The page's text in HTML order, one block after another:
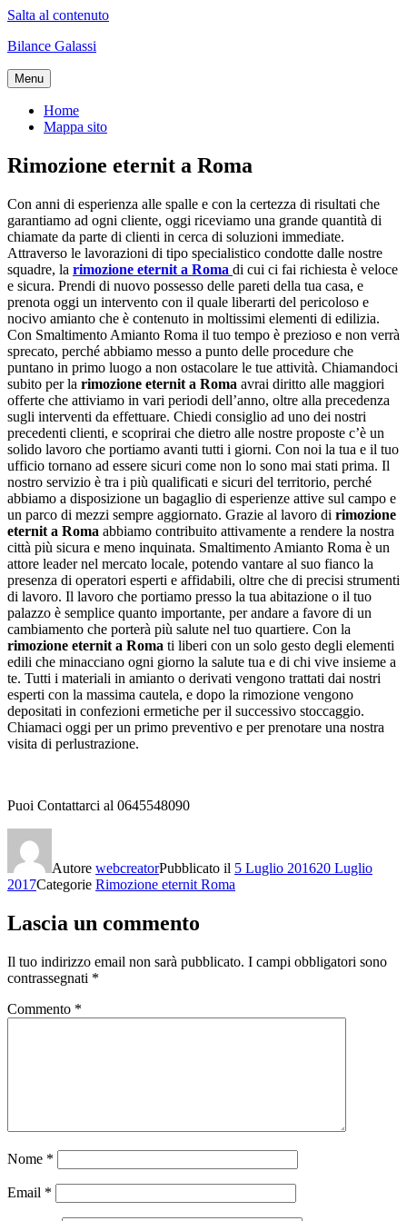
Salta al contenuto
Bilance Galassi
Menu
Home
Mappa sito
Rimozione eternit a Roma
Con anni di esperienza alle spalle e con la certezza di risultati che
garantiamo ad ogni cliente, oggi riceviamo una grande quantità di
chiamate da parte di clienti in cerca di soluzioni immediate.
Attraverso le lavorazioni di tipo specialistico condotte dalle nostre
squadre, la rimozione eternit a Roma di cui ci fai richiesta è veloce
e sicura. Prendi di nuovo possesso delle pareti della tua casa, e
prenota oggi un intervento con il quale liberarti del pericoloso e
nocivo amianto che è contenuto in moltissimi elementi di edilizia.
Con Smaltimento Amianto Roma il tuo tempo è prezioso e non verrà
sprecato, perché abbiamo messo a punto delle procedure che
puntano in primo luogo a non ostacolare le tue attività. Chiamandoci
subito per la rimozione eternit a Roma avrai diritto alle maggiori
offerte che attiviamo in vari periodi dell’anno, oltre alla precedenza
sugli interventi da effettuare. Chiedi consiglio ad uno dei nostri
precedenti clienti, e scoprirai che dietro alle nostre proposte c’è un
solido lavoro che portiamo avanti tutti i giorni. Con noi la tua e il tuo
ufficio tornano ad essere sicuri come non lo sono mai stati prima. Il
nostro servizio è tra i più qualificati e sicuri del territorio, perché
abbiamo a disposizione un bagaglio di esperienze attive sul campo e
un parco di mezzi sempre aggiornato. Grazie al lavoro di rimozione
eternit a Roma abbiamo contribuito attivamente a rendere la nostra
città più sicura e meno inquinata. Smaltimento Amianto Roma è un
attore leader nel mercato locale, potendo vantare al suo fianco la
presenza di operatori esperti e affidabili, oltre che di precisi strumenti
di lavoro. Il lavoro che portiamo presso la tua abitazione o il tuo
palazzo è semplice quanto importante, per andare a favore di un
cambiamento che porterà più salute nel tuo quartiere. Con la
rimozione eternit a Roma ti liberi con un solo gesto degli elementi
edili che minacciano ogni giorno la salute tua e di chi vive insieme a
te. Tutti i materiali in amianto o derivati vengono trattati dai nostri
esperti con la massima cautela, e dopo la rimozione vengono
depositati in confezioni ermetiche per il successivo stoccaggio.
Chiamaci oggi per un primo preventivo e per prenotare una nostra
visita di perlustrazione.
Puoi Contattarci al 0645548090
Autore webcreatorPubblicato il 5 Luglio 201620 Luglio
2017Categorie Rimozione eternit Roma
Lascia un commento
Il tuo indirizzo email non sarà pubblicato. I campi obbligatori sono
contrassegnati *
Commento *
Nome *
Email *